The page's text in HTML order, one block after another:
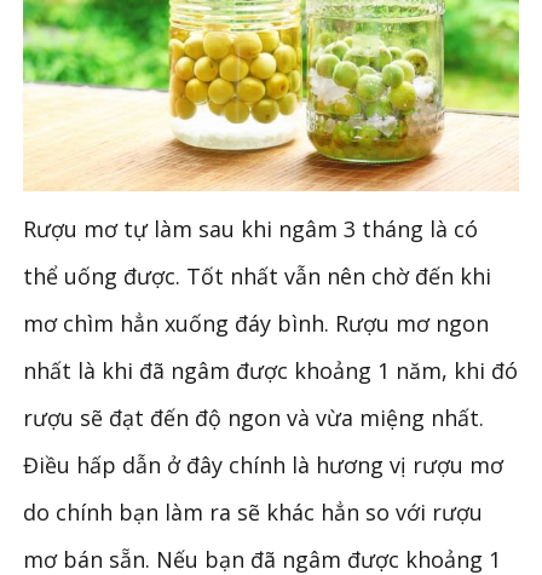
Rượu mơ tự làm sau khi ngâm 3 tháng là có
thể uống được. Tốt nhất vẫn nên chờ đến khi
mơ chìm hẳn xuống đáy bình. Rượu mơ ngon
nhất là khi đã ngâm được khoảng 1 năm, khi đó
rượu sẽ đạt đến độ ngon và vừa miệng nhất.
Điều hấp dẫn ở đây chính là hương vị rượu mơ
do chính bạn làm ra sẽ khác hẳn so với rượu
mơ bán sẵn. Nếu bạn đã ngâm được khoảng 1